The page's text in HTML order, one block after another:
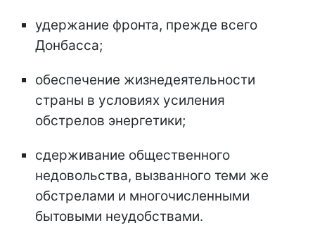
удержание фронта, прежде всего
Донбасса;
обеспечение жизнедеятельности
страны в условиях усиления
обстрелов энергетики;
сдерживание общественного
недовольства, вызванного теми же
обстрелами и многочисленными
бытовыми неудобствами.